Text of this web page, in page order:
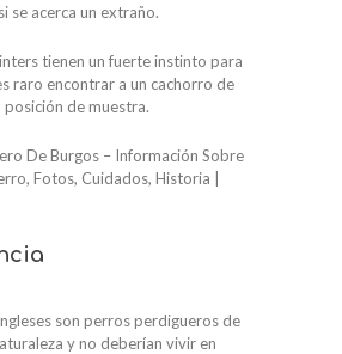
se acerca un extraño.
tienen un fuerte instinto para
raro encontrar a un cachorro de
posición de muestra.
son perros perdigueros de
y no deberían vivir en